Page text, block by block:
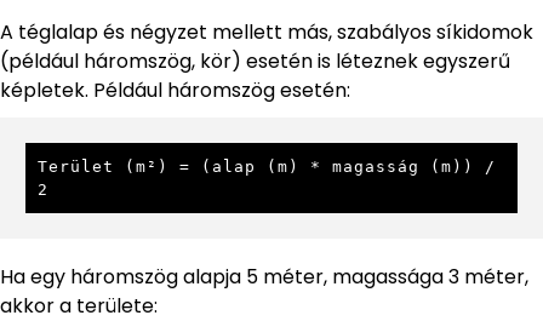
A téglalap és négyzet mellett más, szabályos síkidomok
(például háromszög, kör) esetén is léteznek egyszerű
képletek. Például háromszög esetén:
Terület (m²) = (alap (m) * magasság (m)) /
2
Ha egy háromszög alapja 5 méter, magassága 3 méter,
akkor a területe: